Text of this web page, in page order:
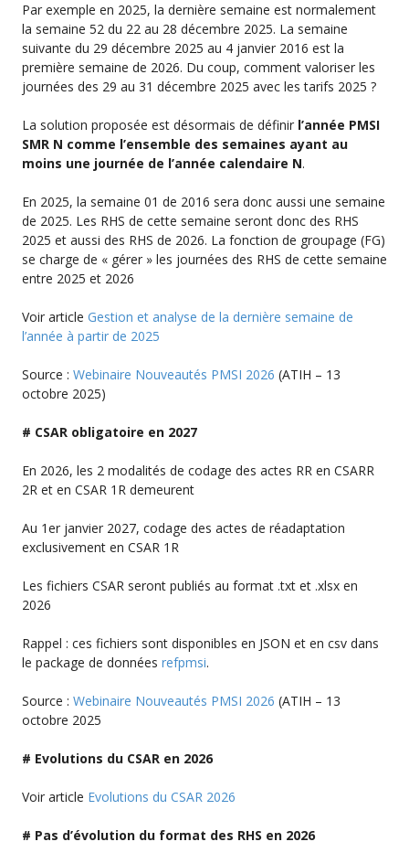
Par exemple en 2025, la dernière semaine est normalement
la semaine 52 du 22 au 28 décembre 2025. La semaine
suivante du 29 décembre 2025 au 4 janvier 2016 est la
première semaine de 2026. Du coup, comment valoriser les
journées des 29 au 31 décembre 2025 avec les tarifs 2025 ?
La solution proposée est désormais de définir l’année PMSI
SMR N comme l’ensemble des semaines ayant au
moins une journée de l’année calendaire N.
En 2025, la semaine 01 de 2016 sera donc aussi une semaine
de 2025. Les RHS de cette semaine seront donc des RHS
2025 et aussi des RHS de 2026. La fonction de groupage (FG)
se charge de « gérer » les journées des RHS de cette semaine
entre 2025 et 2026
Voir article Gestion et analyse de la dernière semaine de
l’année à partir de 2025
Source : Webinaire Nouveautés PMSI 2026 (ATIH – 13
octobre 2025)
# CSAR obligatoire en 2027
En 2026, les 2 modalités de codage des actes RR en CSARR
2R et en CSAR 1R demeurent
Au 1er janvier 2027, codage des actes de réadaptation
exclusivement en CSAR 1R
Les fichiers CSAR seront publiés au format .txt et .xlsx en
2026
Rappel : ces fichiers sont disponibles en JSON et en csv dans
le package de données refpmsi.
Source : Webinaire Nouveautés PMSI 2026 (ATIH – 13
octobre 2025
# Evolutions du CSAR en 2026
Voir article Evolutions du CSAR 2026
# Pas d’évolution du format des RHS en 2026